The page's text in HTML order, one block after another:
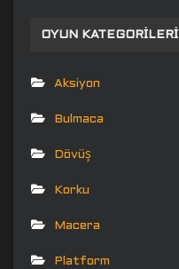
OYUN KATEGORILERI
Aksiyon
Bulmaca
Dövüş
Korku
Macera
Platform